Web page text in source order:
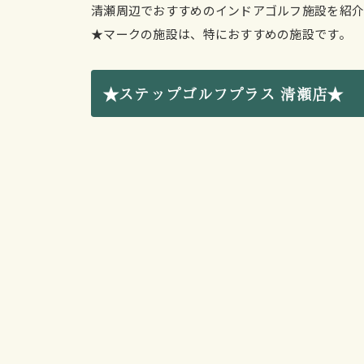
清瀬周辺でおすすめのインドアゴルフ施設を紹
★マークの施設は、特におすすめの施設です。
★ステップゴルフプラス 清瀬店★